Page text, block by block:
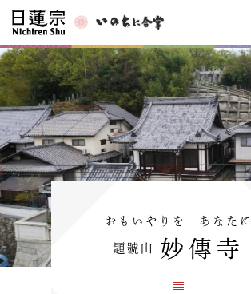
おもいやりを あなたに
題號山 妙傳寺